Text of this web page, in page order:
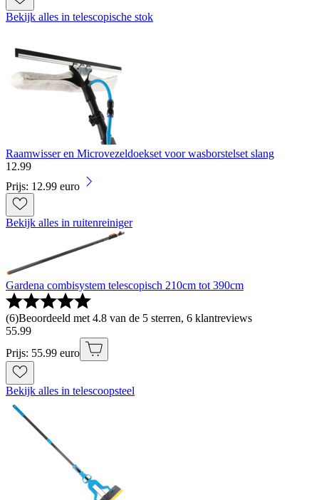
Bekijk alles in telescopische stok
Raamwisser en Microvezeldoekset voor wasborstelset slang
12.99
Prijs: 12.99 euro
Bekijk alles in ruitenreiniger
Gardena combisystem telescopisch 210cm tot 390cm
(6)Beoordeeld met 4.8 van de 5 sterren, 6 klantreviews
55.99
Prijs: 55.99 euro
Bekijk alles in telescoopsteel